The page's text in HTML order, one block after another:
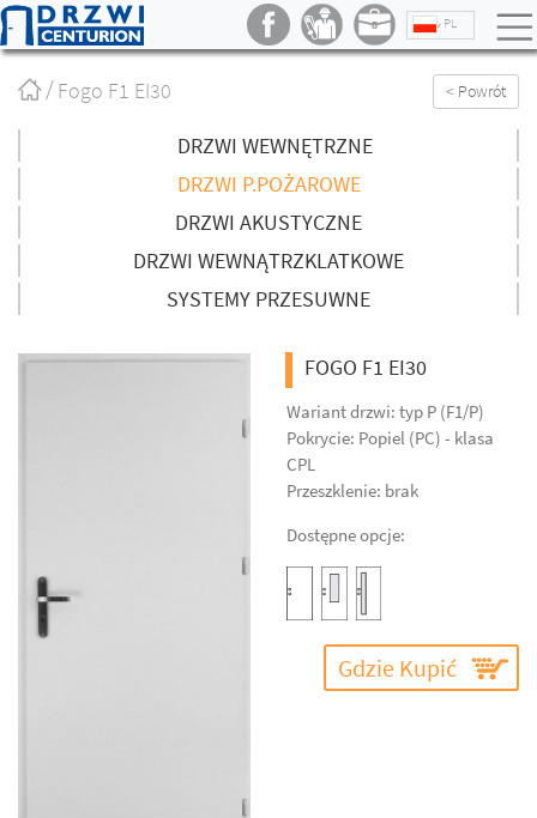
PL
StronaFogo F1 EI30 < Powrót
DRZWI WEWNĘTRZNE
DRZWI P.POŻAROWE
DRZWI AKUSTYCZNE
DRZWI WEWNĄTRZKLATKOWE
SYSTEMY PRZESUWNE
FOGO F1 EI30
Wariant drzwi: typ P (F1/P)
Pokrycie: Popiel (PC) - klasa
CPL
Przeszklenie: brak
Dostępne opcje:
Gdzie Kupić